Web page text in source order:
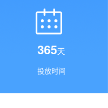
365天
投放时间